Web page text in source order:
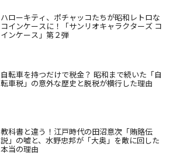
ハローキティ、ポチャッコたちが昭和レトロな
コインケースに！「サンリオキャラクターズ コ
インケース」第２弾
自転車を持つだけで税金？ 昭和まで続いた「自
転車税」の意外な歴史と脱税が横行した理由
教科書と違う！江戸時代の田沼意次「賄賂伝
説」の嘘と、水野忠邦が「大奥」を敵に回した
本当の理由